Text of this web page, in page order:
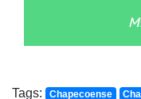
Tags: Chapecoense